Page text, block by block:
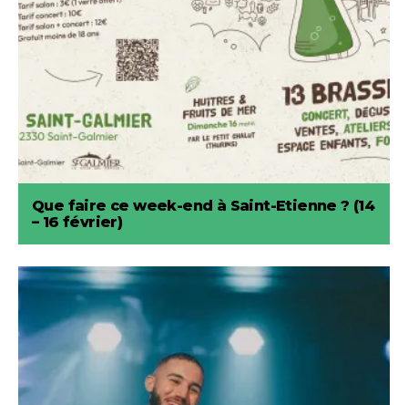
Que faire ce week-end à Saint-Etienne ? (14
– 16 février)